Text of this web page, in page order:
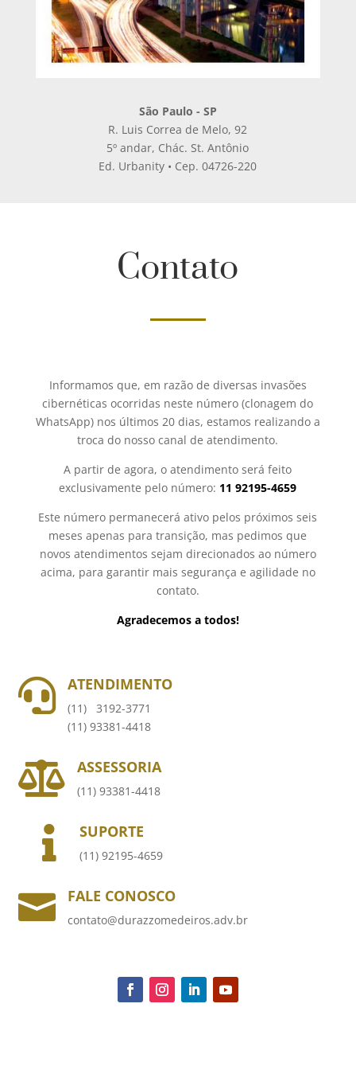
São Paulo - SP
R. Luis Correa de Melo, 92
5º andar, Chác. St. Antônio
Ed. Urbanity • Cep. 04726-220
Contato
Informamos que, em razão de diversas invasões
cibernéticas ocorridas neste número (clonagem do
WhatsApp) nos últimos 20 dias, estamos realizando a
troca do nosso canal de atendimento.
A partir de agora, o atendimento será feito
exclusivamente pelo número: 11 92195-4659
Este número permanecerá ativo pelos próximos seis
meses apenas para transição, mas pedimos que
novos atendimentos sejam direcionados ao número
acima, para garantir mais segurança e agilidade no
contato.
Agradecemos a todos!
 ATENDIMENTO
(11) 3192-3771
(11) 93381-4418
 ASSESSORIA
(11) 93381-4418
 SUPORTE
(11) 92195-4659
 FALE CONOSCO
contato@durazzomedeiros.adv.br